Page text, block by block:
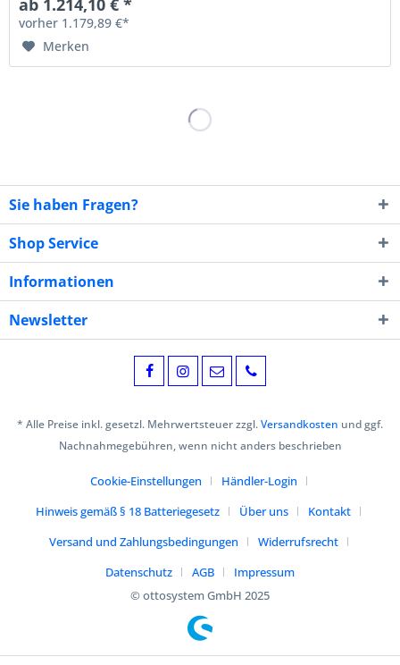
ab 1.214,10 € *
vorher 1.179,89 €*
Merken
Sie haben Fragen?
Shop Service
Informationen
Newsletter
* Alle Preise inkl. gesetzl. Mehrwertsteuer zzgl.Versandkosten und ggf.
Nachnahmegebühren, wenn nicht anders beschrieben
Cookie-Einstellungen
Händler-Login
Hinweis gemäß § 18 Batteriegesetz
Über uns
Kontakt
Versand und Zahlungsbedingungen
Widerrufsrecht
Datenschutz
AGB
Impressum
© ottosystem GmbH 2025